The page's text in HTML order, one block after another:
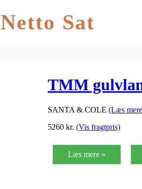
Netto Sat
TMM
SANTA & COLE (Læs
5260 kr. (Vis fragtpris)
Læs mere »